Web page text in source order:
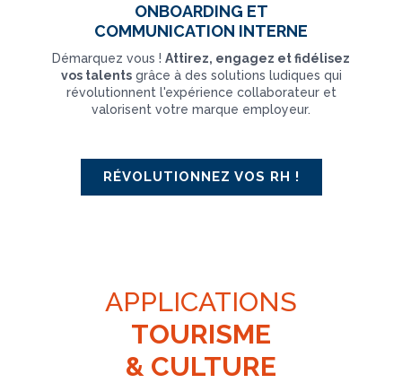
ONBOARDING ET
COMMUNICATION INTERNE
Démarquez vous ! Attirez, engagez et fidélisez
vos talentsgrâce à des solutions ludiques qui
révolutionnent l'expérience collaborateur et
valorisent votre marque employeur.
RÉVOLUTIONNEZ VOS RH !
APPLICATIONS
TOURISME
& CULTURE